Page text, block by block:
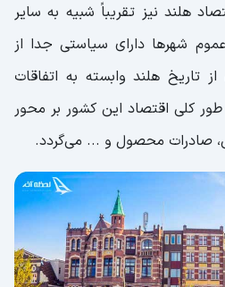
هلند نیز تقریباً شبیه به سایر
شهرها دارای سیاستی جدا از
تاریخ هلند وابسته به اتفاقات
کلی اقتصاد این کشور بر محور
صادرات محصول و ... می‌گردد.